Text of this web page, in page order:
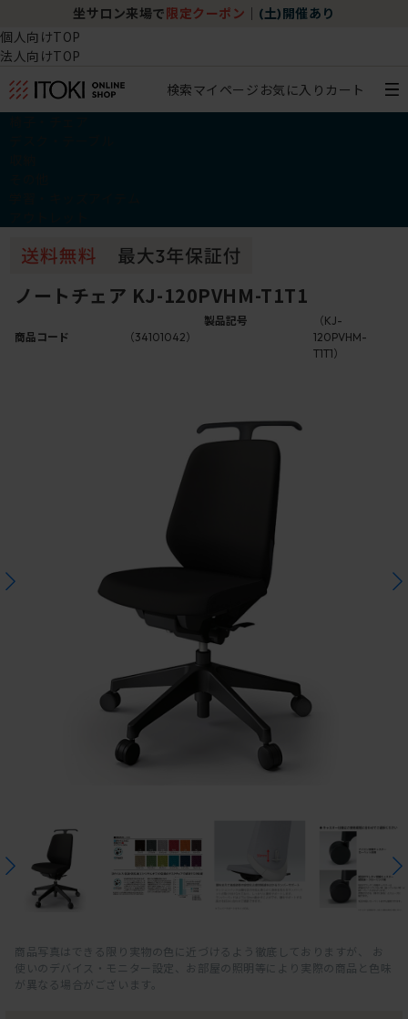
坐サロン来場で 限定クーポン (土)開催あり
個人向けTOP
法人向けTOP
検索マイページ お気に入り カート
ノートチェア KJ-120PVHM-T1T1
商品コード （34101042）
製品記号
（KJ-
120PVHM-
T1T1）
商品写真はできる限り実物の色に近づけるよう徹底しておりますが、 お
使いのデバイス・モニター設定、お部屋の照明等により実際の商品と色味
が異なる場合がございます。